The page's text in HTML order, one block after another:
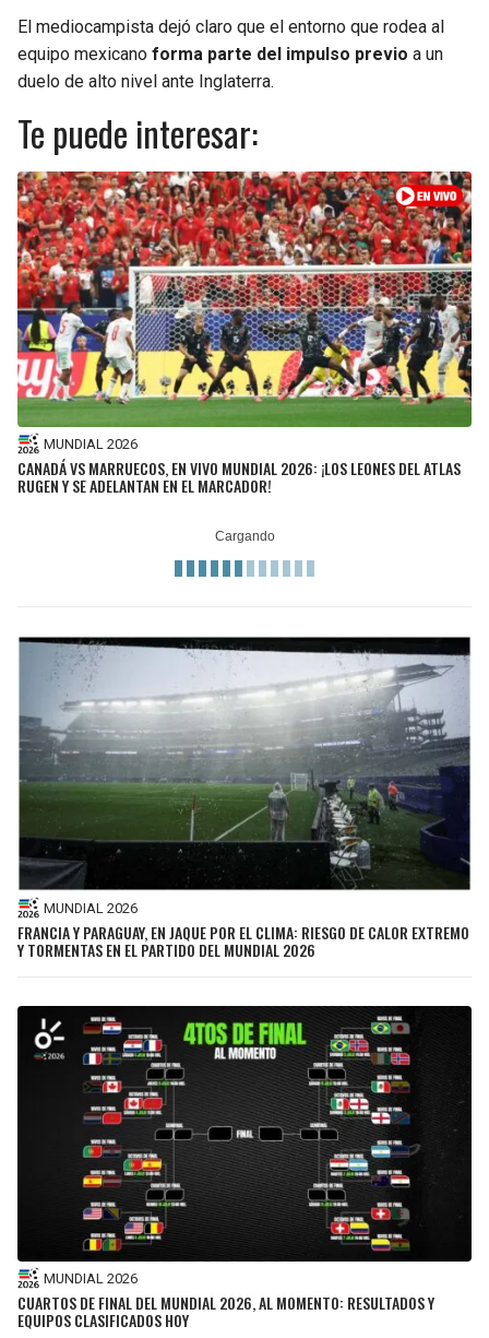
El mediocampista dejó claro que el entorno que rodea al
equipo mexicano forma parte del impulso previo a un
duelo de alto nivel ante Inglaterra.
Te puede interesar:
MUNDIAL 2026
CANADÁ VS MARRUECOS, EN VIVO MUNDIAL 2026: ¡LOS LEONES DEL ATLAS
RUGEN Y SE ADELANTAN EN EL MARCADOR!
MUNDIAL 2026
FRANCIA Y PARAGUAY, EN JAQUE POR EL CLIMA: RIESGO DE CALOR EXTREMO
Y TORMENTAS EN EL PARTIDO DEL MUNDIAL 2026
MUNDIAL 2026
CUARTOS DE FINAL DEL MUNDIAL 2026, AL MOMENTO: RESULTADOS Y
EQUIPOS CLASIFICADOS HOY